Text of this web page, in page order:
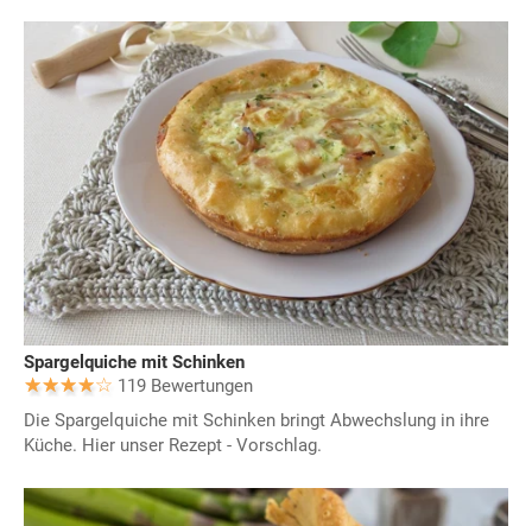
Spargelquiche mit Schinken
119 Bewertungen
Die Spargelquiche mit Schinken bringt Abwechslung in ihre
Küche. Hier unser Rezept - Vorschlag.